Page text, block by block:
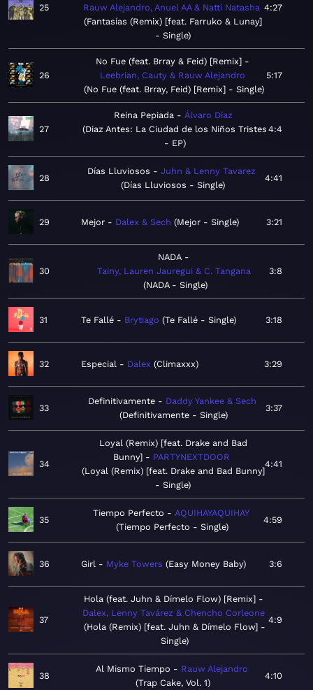
25
Rauw Alejandro, Anuel AA & Natti Natasha
Fantasías (Remix) [feat. Farruko & Lunay]
- Single
4:27
26
No Fue (feat. Brray & Feid) [Remix]
Leebrian, Cauty & Rauw Alejandro
No Fue (feat. Brray, Feid) [Remix] - Single
5:17
27
Reina Pepiada
Álvaro Díaz
Diaz Antes: La Ciudad de los Niños Tristes
- EP
4:4
28
Días Lluviosos
Juhn & Lenny Tavarez
Días Lluviosos - Single
4:41
29 Mejor Dalex & Sech Mejor - Single 3:21
30
NADA
Tainy, Lauren Jauregui & C. Tangana
NADA - Single
3:8
31 Te Fallé Brytiago Te Fallé - Single 3:18
32 Especial Dalex Climaxxx 3:29
33
Definitivamente
Daddy Yankee & Sech
Definitivamente - Single
3:37
34
Loyal (Remix) [feat. Drake and Bad
Bunny]
PARTYNEXTDOOR
Loyal (Remix) [feat. Drake and Bad Bunny]
- Single
4:41
35
Tiempo Perfecto
AQUIHAYAQUIHAY
Tiempo Perfecto - Single
4:59
36 Girl Myke Towers Easy Money Baby 3:6
37
Hola (feat. Juhn & Dímelo Flow) [Remix]
Dalex, Lenny Tavárez & Chencho Corleone
Hola (Remix) [feat. Juhn & Dímelo Flow] -
Single
4:9
38
Al Mismo Tiempo
Rauw Alejandro
Trap Cake, Vol. 1
4:10